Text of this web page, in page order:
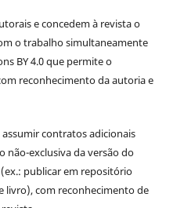
e concedem à revista o
o trabalho simultaneamente
BY 4.0 que permite o
reconhecimento da autoria e
contratos adicionais
não-exclusiva da versão do
publicar em repositório
livro), com reconhecimento de